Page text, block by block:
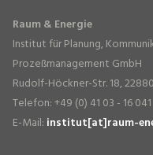
Raum & Energie
Institut für Planung,
Prozeßmanagement GmbH
Rudolf-Höckner-Str. 18,
Telefon: +49 (0) 41 03 - 16 041
E-Mail: institut[at]raum-